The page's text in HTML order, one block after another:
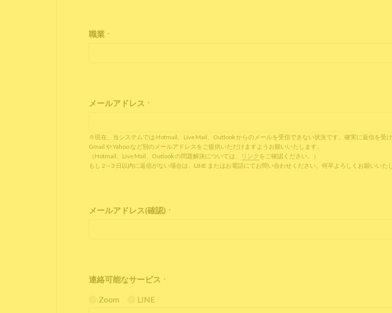
職業 *
メールアドレス *
※現在、当システムでは Hotmail、Live Mail、Outlook からのメールを受信できない状況です。確実に返信を受け
Gmail や Yahoo など別のメールアドレスをご提供いただけますようお願いいたします。
（Hotmail、Live Mail、Outlook の問題解決については、
リンク をご確認ください。）
もし 2～3 日以内に返信がない場合は、LINE またはお電話にてお問い合わせください。何卒よろしくお願いいた
メールアドレス(確認) *
連絡可能なサービス *
Zoom LINE